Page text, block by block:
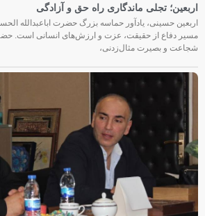
اربعین؛ تجلی ماندگاری راه حق و آزادگی
اربعین حسینی، یادآور حماسه بزرگ حضرت اباعبدالله
مسیر دفاع از حقیقت، عزت و ارزش‌های انسانی است.
شجاعت و بصیرت مثال‌زدنی،